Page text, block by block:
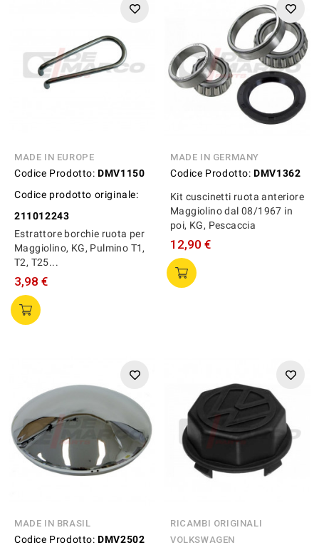
MADE IN EUROPE
Codice Prodotto: DMV1150
Codice prodotto originale:
211012243
Estrattore borchie ruota per
Maggiolino, KG, Pulmino T1,
T2, T25...
3,98 €
MADE IN GERMANY
Codice Prodotto: DMV1362
Kit cuscinetti ruota anteriore
Maggiolino dal 08/1967 in
poi, KG, Pescaccia
12,90 €
MADE IN BRASIL
Codice Prodotto: DMV2502
RICAMBI ORIGINALI
VOLKSWAGEN